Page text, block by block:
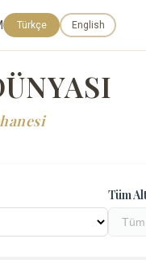
Türkçe English
Tüm